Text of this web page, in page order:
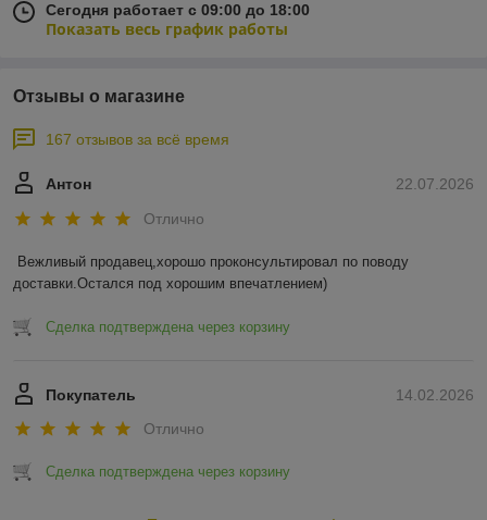
Сегодня работает с 09:00 до 18:00
Показать весь график работы
Отзывы о магазине
167 отзывов за всё время
22.07.2026
Антон
Отлично
Вежливый продавец,хорошо проконсультировал по поводу
доставки.Остался под хорошим впечатлением)
Сделка подтверждена через корзину
14.02.2026
Покупатель
Отлично
Сделка подтверждена через корзину